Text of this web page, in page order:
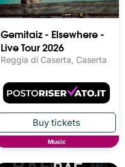
Gemitaiz - Elsewhere -
Live Tour 2026
Reggia di Caserta, Caserta
Music